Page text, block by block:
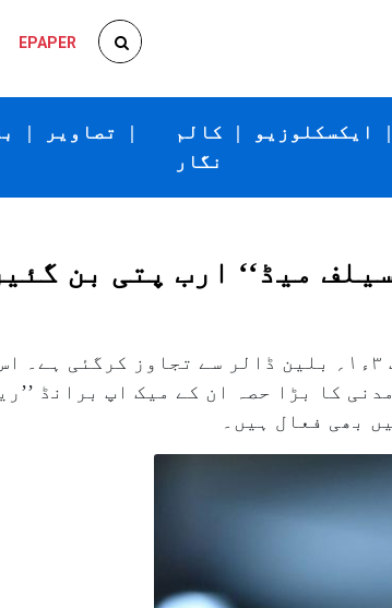
EPAPER
| تصاویر |
کالم
نگار
| ایکسکلوزیو |
میڈ‘‘ ارب پتی بن
بلومبرگ کی تازہ رپورٹ کے مطابق سیلینا گومیز کے اثاثوں کی مالیت ۳ء۱؍ بلین ڈالر سے تجاوز
کا بڑا حصہ ان کے میک اپ برانڈ
بھی فعال ہیں۔